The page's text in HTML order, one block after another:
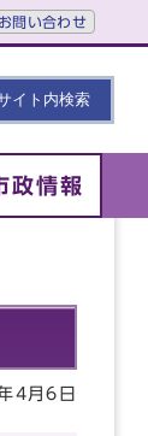
お問い合わせ
政情報
4月6日